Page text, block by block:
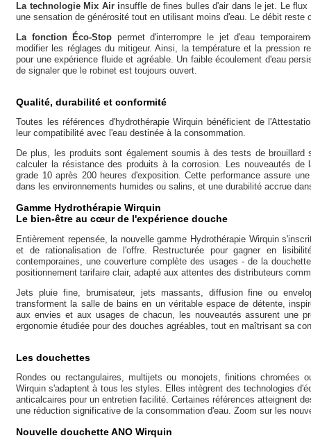
La technologie Mix Air insuffle de fines bulles d'air dans le jet. Le
une sensation de générosité tout en utilisant moins d'eau. Le débit
La fonction Éco-Stop permet d'interrompre le jet d'eau
modifier les réglages du mitigeur. Ainsi, la température et la pression
pour une expérience fluide et agréable. Un faible écoulement d'eau
de signaler que le robinet est toujours ouvert.
Qualité, durabilité et conformité
Toutes les références d'hydrothérapie Wirquin bénéficient de
leur compatibilité avec l'eau destinée à la consommation.
De plus, les produits sont également soumis à des tests de brouillard
calculer la résistance des produits à la corrosion. Les nouveautés de
grade 10 après 200 heures d'exposition. Cette performance assure
dans les environnements humides ou salins, et une durabilité accrue
Gamme Hydrothérapie Wirquin
Le bien-être au cœur de l'expérience douche
Entièrement repensée, la nouvelle gamme Hydrothérapie Wirquin
et de rationalisation de l'offre. Restructurée pour gagner en
contemporaines, une couverture complète des usages - de la
positionnement tarifaire clair, adapté aux attentes des distributeurs
Jets pluie fine, brumisateur, jets massants, diffusion fine ou
transforment la salle de bains en un véritable espace de détente,
aux envies et aux usages de chacun, les nouveautés assurent une
ergonomie étudiée pour des douches agréables, tout en maîtrisant sa
Les douchettes
Rondes ou rectangulaires, multijets ou monojets, finitions chromées
Wirquin s'adaptent à tous les styles. Elles intègrent des technologies
anticalcaires pour un entretien facilité. Certaines références atteignent
une réduction significative de la consommation d'eau. Zoom sur les
Nouvelle douchette ANO Wirquin